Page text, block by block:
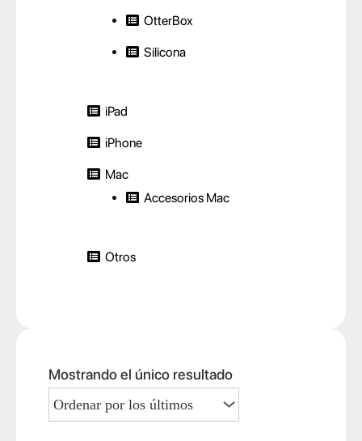
OtterBox
Silicona
iPad
iPhone
Mac
Accesorios Mac
Otros
Mostrando el único resultado